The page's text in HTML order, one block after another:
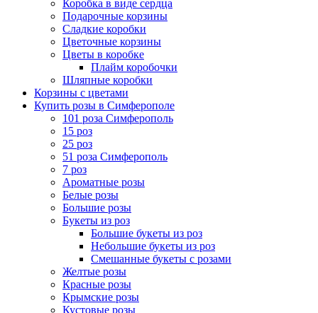
Коробка в виде сердца
Подарочные корзины
Сладкие коробки
Цветочные корзины
Цветы в коробке
Плайм коробочки
Шляпные коробки
Корзины с цветами
Купить розы в Симферополе
101 роза Симферополь
15 роз
25 роз
51 роза Симферополь
7 роз
Ароматные розы
Белые розы
Большие розы
Букеты из роз
Большие букеты из роз
Небольшие букеты из роз
Смешанные букеты с розами
Желтые розы
Красные розы
Крымские розы
Кустовые розы